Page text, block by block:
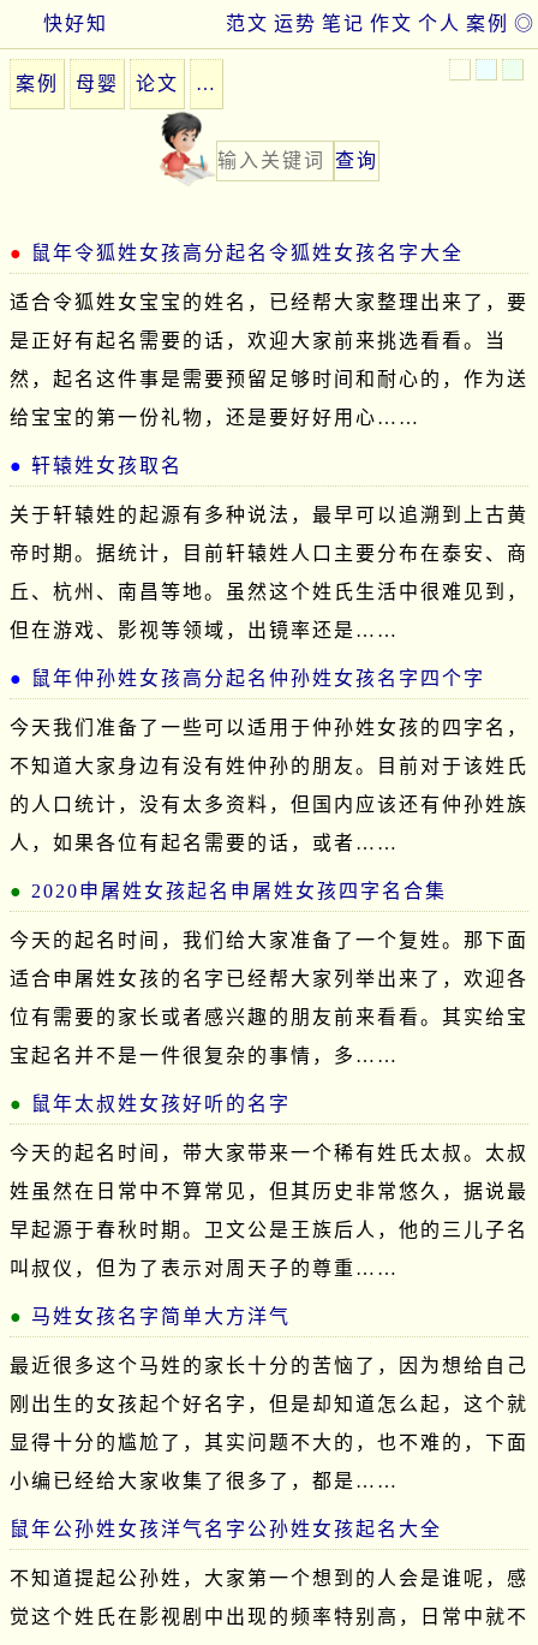
快好知 ◎
案例
个人
作文
笔记
运势
范文
案例 母婴 论文 …
鼠年令狐姓女孩高分起名令狐姓女孩名字大全
适合令狐姓女宝宝的姓名，已经帮大家整理出来了，要
是正好有起名需要的话，欢迎大家前来挑选看看。当
然，起名这件事是需要预留足够时间和耐心的，作为送
给宝宝的第一份礼物，还是要好好用心……
轩辕姓女孩取名
关于轩辕姓的起源有多种说法，最早可以追溯到上古黄
帝时期。据统计，目前轩辕姓人口主要分布在泰安、商
丘、杭州、南昌等地。虽然这个姓氏生活中很难见到，
但在游戏、影视等领域，出镜率还是……
鼠年仲孙姓女孩高分起名仲孙姓女孩名字四个字
今天我们准备了一些可以适用于仲孙姓女孩的四字名，
不知道大家身边有没有姓仲孙的朋友。目前对于该姓氏
的人口统计，没有太多资料，但国内应该还有仲孙姓族
人，如果各位有起名需要的话，或者……
2020申屠姓女孩起名申屠姓女孩四字名合集
今天的起名时间，我们给大家准备了一个复姓。那下面
适合申屠姓女孩的名字已经帮大家列举出来了，欢迎各
位有需要的家长或者感兴趣的朋友前来看看。其实给宝
宝起名并不是一件很复杂的事情，多……
鼠年太叔姓女孩好听的名字
今天的起名时间，带大家带来一个稀有姓氏太叔。太叔
姓虽然在日常中不算常见，但其历史非常悠久，据说最
早起源于春秋时期。卫文公是王族后人，他的三儿子名
叫叔仪，但为了表示对周天子的尊重……
马姓女孩名字简单大方洋气
最近很多这个马姓的家长十分的苦恼了，因为想给自己
刚出生的女孩起个好名字，但是却知道怎么起，这个就
显得十分的尴尬了，其实问题不大的，也不难的，下面
小编已经给大家收集了很多了，都是……
鼠年公孙姓女孩洋气名字公孙姓女孩起名大全
不知道提起公孙姓，大家第一个想到的人会是谁呢，感
觉这个姓氏在影视剧中出现的频率特别高，日常中就不